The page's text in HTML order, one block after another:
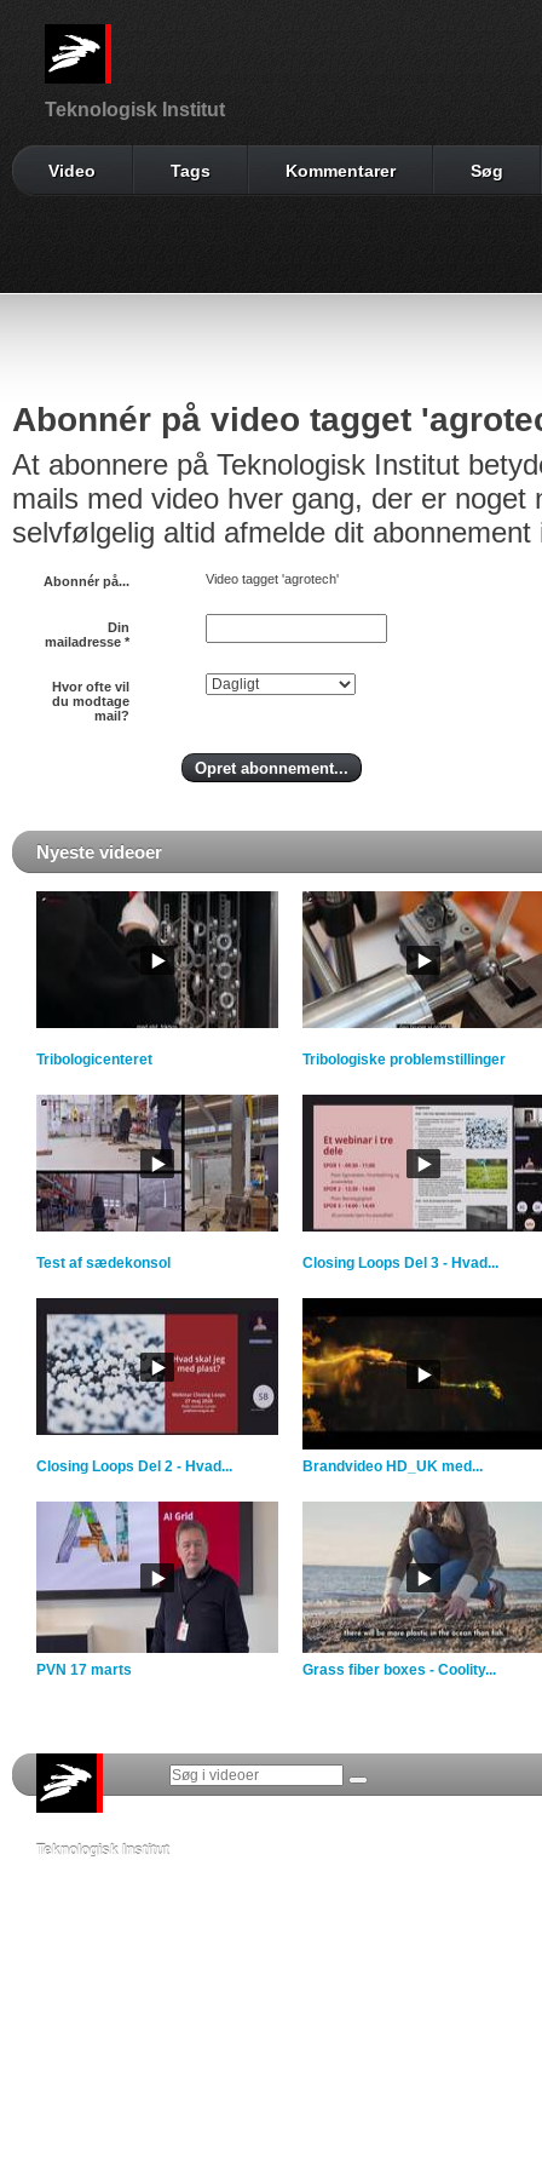
Teknologisk Institut
Video Tags Kommentarer Søg
Abonnér på video tagget
At abonnere på Teknologisk Institut
mails med video hver gang, der er noget
selvfølgelig altid afmelde dit abonnement
Abonnér på... Video tagget 'agrotech'
Din
mailadresse *
Hvor ofte vil
du modtage
mail?
Nyeste videoer
Tribologicenteret Tribologiske problemstillinger
Test af sædekonsol Closing Loops Del 3 - Hvad...
Closing Loops Del 2 - Hvad... Brandvideo HD_UK med...
PVN 17 marts Grass fiber boxes - Coolity...
Teknologisk Institut